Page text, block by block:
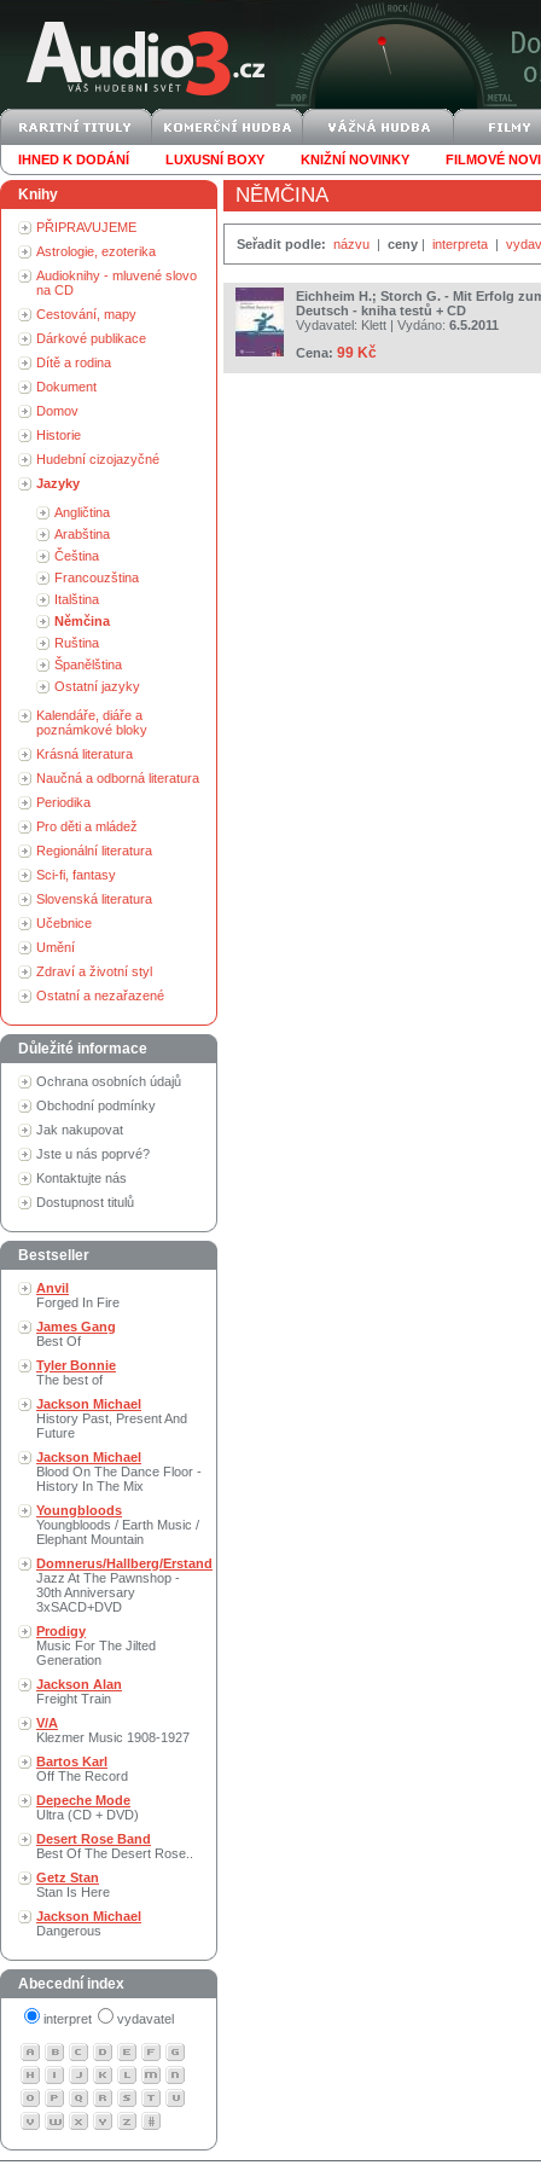
IHNED K DODÁNÍ LUXUSNÍ BOXY KNIŽNÍ NOVINKY FILMOVÉ
Knihy
PŘIPRAVUJEME
Astrologie, ezoterika
Audioknihy - mluvené slovo
na CD
Cestování, mapy
Dárkové publikace
Dítě a rodina
Dokument
Domov
Historie
Hudební cizojazyčné
Jazyky
Angličtina
Arabština
Čeština
Francouzština
Italština
Němčina
Ruština
Španělština
Ostatní jazyky
Kalendáře, diáře a
poznámkové bloky
Krásná literatura
Naučná a odborná literatura
Periodika
Pro děti a mládež
Regionální literatura
Sci-fi, fantasy
Slovenská literatura
Učebnice
Umění
Zdraví a životní styl
Ostatní a nezařazené
Důležité informace
Ochrana osobních údajů
Obchodní podmínky
Jak nakupovat
Jste u nás poprvé?
Kontaktujte nás
Dostupnost titulů
Bestseller
Anvil
Forged In Fire
James Gang
Best Of
Tyler Bonnie
The best of
Jackson Michael
History Past, Present And
Future
Jackson Michael
Blood On The Dance Floor -
History In The Mix
Youngbloods
Youngbloods / Earth Music /
Elephant Mountain
Domnerus/Hallberg/Erstand
Jazz At The Pawnshop -
30th Anniversary
3xSACD+DVD
Prodigy
Music For The Jilted
Generation
Jackson Alan
Freight Train
V/A
Klezmer Music 1908-1927
Bartos Karl
Off The Record
Depeche Mode
Ultra (CD + DVD)
Desert Rose Band
Best Of The Desert Rose..
Getz Stan
Stan Is Here
Jackson Michael
Dangerous
Abecední index
interpret vydavatel
NĚMČINA
Seřadit podle: názvu | ceny | interpreta |
Eichheim H.; Storch G. - Mit Erfolg
Deutsch - kniha testů + CD
Vydavatel: Klett | Vydáno: 6.5.2011
Cena: 99 Kč